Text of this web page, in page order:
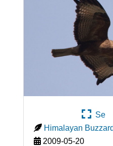
Se
Himalayan Buzzard
2009-05-20